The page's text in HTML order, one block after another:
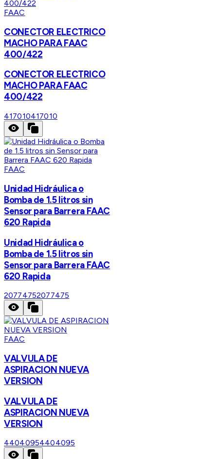
FAAC
CONECTOR ELECTRICO
MACHO PARA FAAC
400/422
CONECTOR ELECTRICO
MACHO PARA FAAC
400/422
417010417010
FAAC
Unidad Hidráulica o
Bomba de 1.5 litros sin
Sensor para Barrera FAAC
620 Rapida
Unidad Hidráulica o
Bomba de 1.5 litros sin
Sensor para Barrera FAAC
620 Rapida
20774752077475
FAAC
VALVULA DE
ASPIRACION NUEVA
VERSION
VALVULA DE
ASPIRACION NUEVA
VERSION
44040954404095